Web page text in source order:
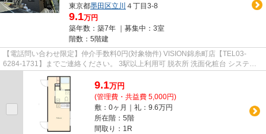
東京都墨田区立川 ４丁目3-8
9.1万円
築年数：築7年 ｜募集中： 3室
階数：5階建
【電話問い合わせ限定】仲介手数料0円(対象物件) VISION錦糸町店【TEL03-
6284-1731】までご連絡ください。 3駅以上利用可 脱衣所 洗面化粧台 システム
キッチン 温水洗浄便座
9.1万円
(管理費・共益費 5,000円)
敷：0ヶ月｜礼：9.6万円
所在階：5階
間取り：1R